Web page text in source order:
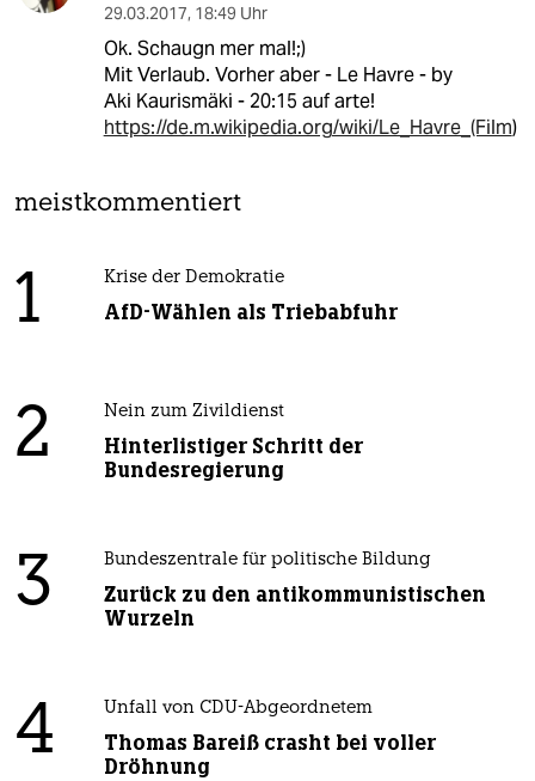
29.03.2017, 18:49 Uhr
Ok. Schaugn mer mal!;)
Mit Verlaub. Vorher aber - Le Havre - by
Aki Kaurismäki - 20:15 auf arte!
https://de.m.wikipedia.org/wiki/Le_Havre_(Film)
meistkommentiert
1 Krise der Demokratie
AfD-Wählen als Triebabfuhr
2 Nein zum Zivildienst
Hinterlistiger Schritt der
Bundesregierung
3 Bundeszentrale für politische Bildung
Zurück zu den antikommunistischen
Wurzeln
4 Unfall von CDU-Abgeordnetem
Thomas Bareiß crasht bei voller
Dröhnung